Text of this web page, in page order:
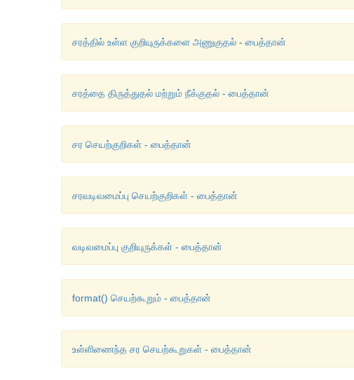
சரத்தில் உள்ள குறியுருக்களை அணுகுதல் - பைத்தான்
சரத்தை திருத்துதல் மற்றும் நீக்குதல் - பைத்தான்
சர செயற்குறிகள் - பைத்தான்
சரவடிவமைப்பு செயற்குறிகள் - பைத்தான்
வடிவமைப்பு குறியுருக்கள் - பைத்தான்
format() செயற்கூறும் - பைத்தான்
உள்ளிணைந்த சர செயற்கூறுகள் - பைத்தான்